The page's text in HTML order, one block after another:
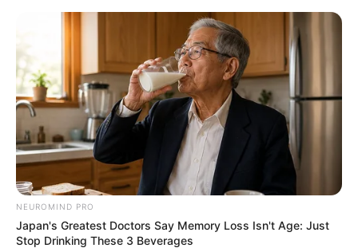
Monday, August 10, 2026
Gazeta Sport Ekspres, gjithçka online
Home
Futboll Bota
Sheva: CR7 ndihmoi, por Italisë i duhet Milani i madh!
NEUROMIND PRO
Japan's Greatest Doctors Say Memory Loss Isn't Age: Just
Stop Drinking These 3 Beverages